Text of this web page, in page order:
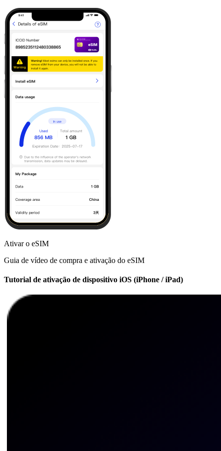
Ativar o eSIM
Guia de vídeo de compra e ativação do eSIM
Tutorial de ativação de dispositivo iOS (iPhone / iPad)